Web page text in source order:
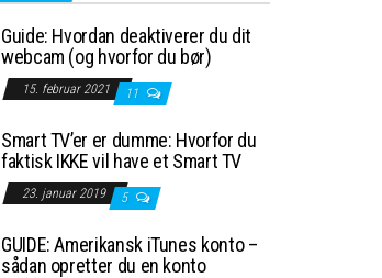
Guide: Hvordan deaktiverer du dit
webcam (og hvorfor du bør)
15. februar 2021 11
Smart TV’er er dumme: Hvorfor du
faktisk IKKE vil have et Smart TV
23. januar 2019 5
GUIDE: Amerikansk iTunes konto –
sådan opretter du en konto